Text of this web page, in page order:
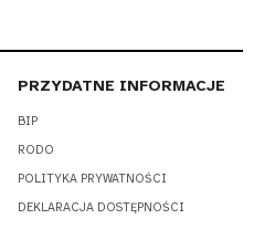
PRZYDATNE INFORMACJE
BIP
RODO
POLITYKA PRYWATNOŚCI
DEKLARACJA DOSTĘPNOŚCI